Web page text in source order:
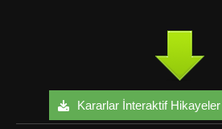
Kararlar İnteraktif